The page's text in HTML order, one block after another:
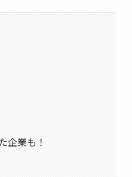
企業も！